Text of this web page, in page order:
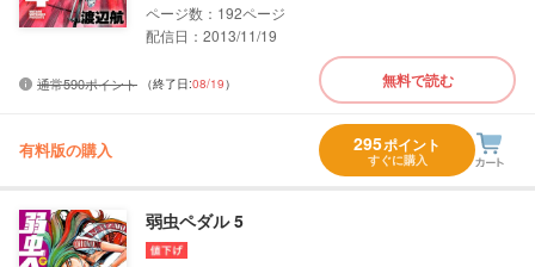
192
配信日：2013/11/19
通常590ポイント （終了日:08/19） 無料で読む
有料版の購入 295ポイント
すぐに購入
弱虫ペダル 5